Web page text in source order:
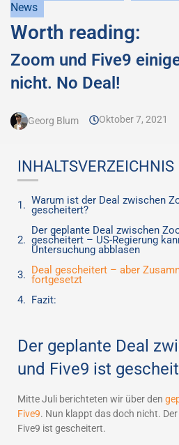
News
Worth reading:
Zoom und Five9
nicht. No Deal!
Georg Blum Oktober 7, 2021
INHALTSVERZEICHNIS
Warum ist der Deal zwischen
gescheitert?
Der geplante Deal zwischen
gescheitert – US-Regierung
Untersuchung abblasen
Deal gescheitert – aber
fortgesetzt
Fazit:
Der geplante Deal
und Five9 ist
Mitte Juli berichteten wir über den
Five9. Nun klappt das doch nicht.
Five9 ist gescheitert.